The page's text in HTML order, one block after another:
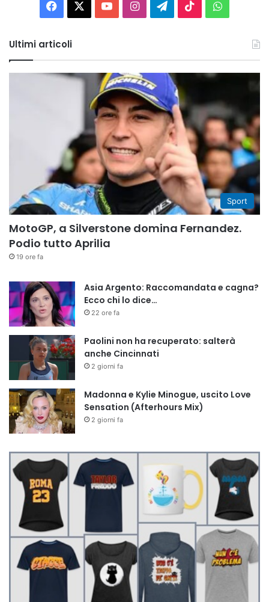
Facebook You InstagramTelegram
TikTok
Ultimi articoli
Sport
MotoGP, a Silverstone domina Fernandez.
Podio tutto Aprilia
19 ore fa
Asia Argento: Raccomandata e cagna?
Ecco chi lo dice…
22 ore fa
Paolini non ha recuperato: salterà
anche Cincinnati
2 giorni fa
Madonna e Kylie Minogue, uscito Love
Sensation (Afterhours Mix)
2 giorni fa